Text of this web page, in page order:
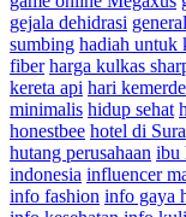
gejala dehidrasi
sumbing hadiah untuk
fiber harga kulkas
kereta api hari
minimalis hidup sehat
honestbee hotel di
hutang perusahaan ibu
indonesia influencer
info fashion info gaya